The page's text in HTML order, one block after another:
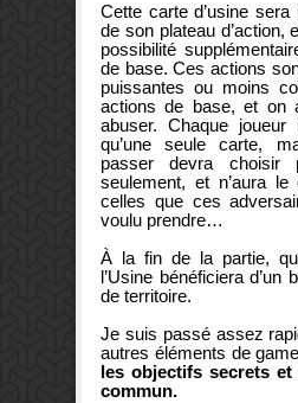
Cette carte d’usine
de son plateau d’action,
possibilité
de base. Ces actions
puissantes ou moins
actions de base, et on
abuser. Chaque joueur
qu’une seule carte,
passer devra choisir
seulement, et n’aura
celles que ces
voulu prendre…
À la fin de la partie,
l’Usine bénéficiera d’un
de territoire.
Je suis passé assez
autres éléments de
les objectifs secrets
commun.